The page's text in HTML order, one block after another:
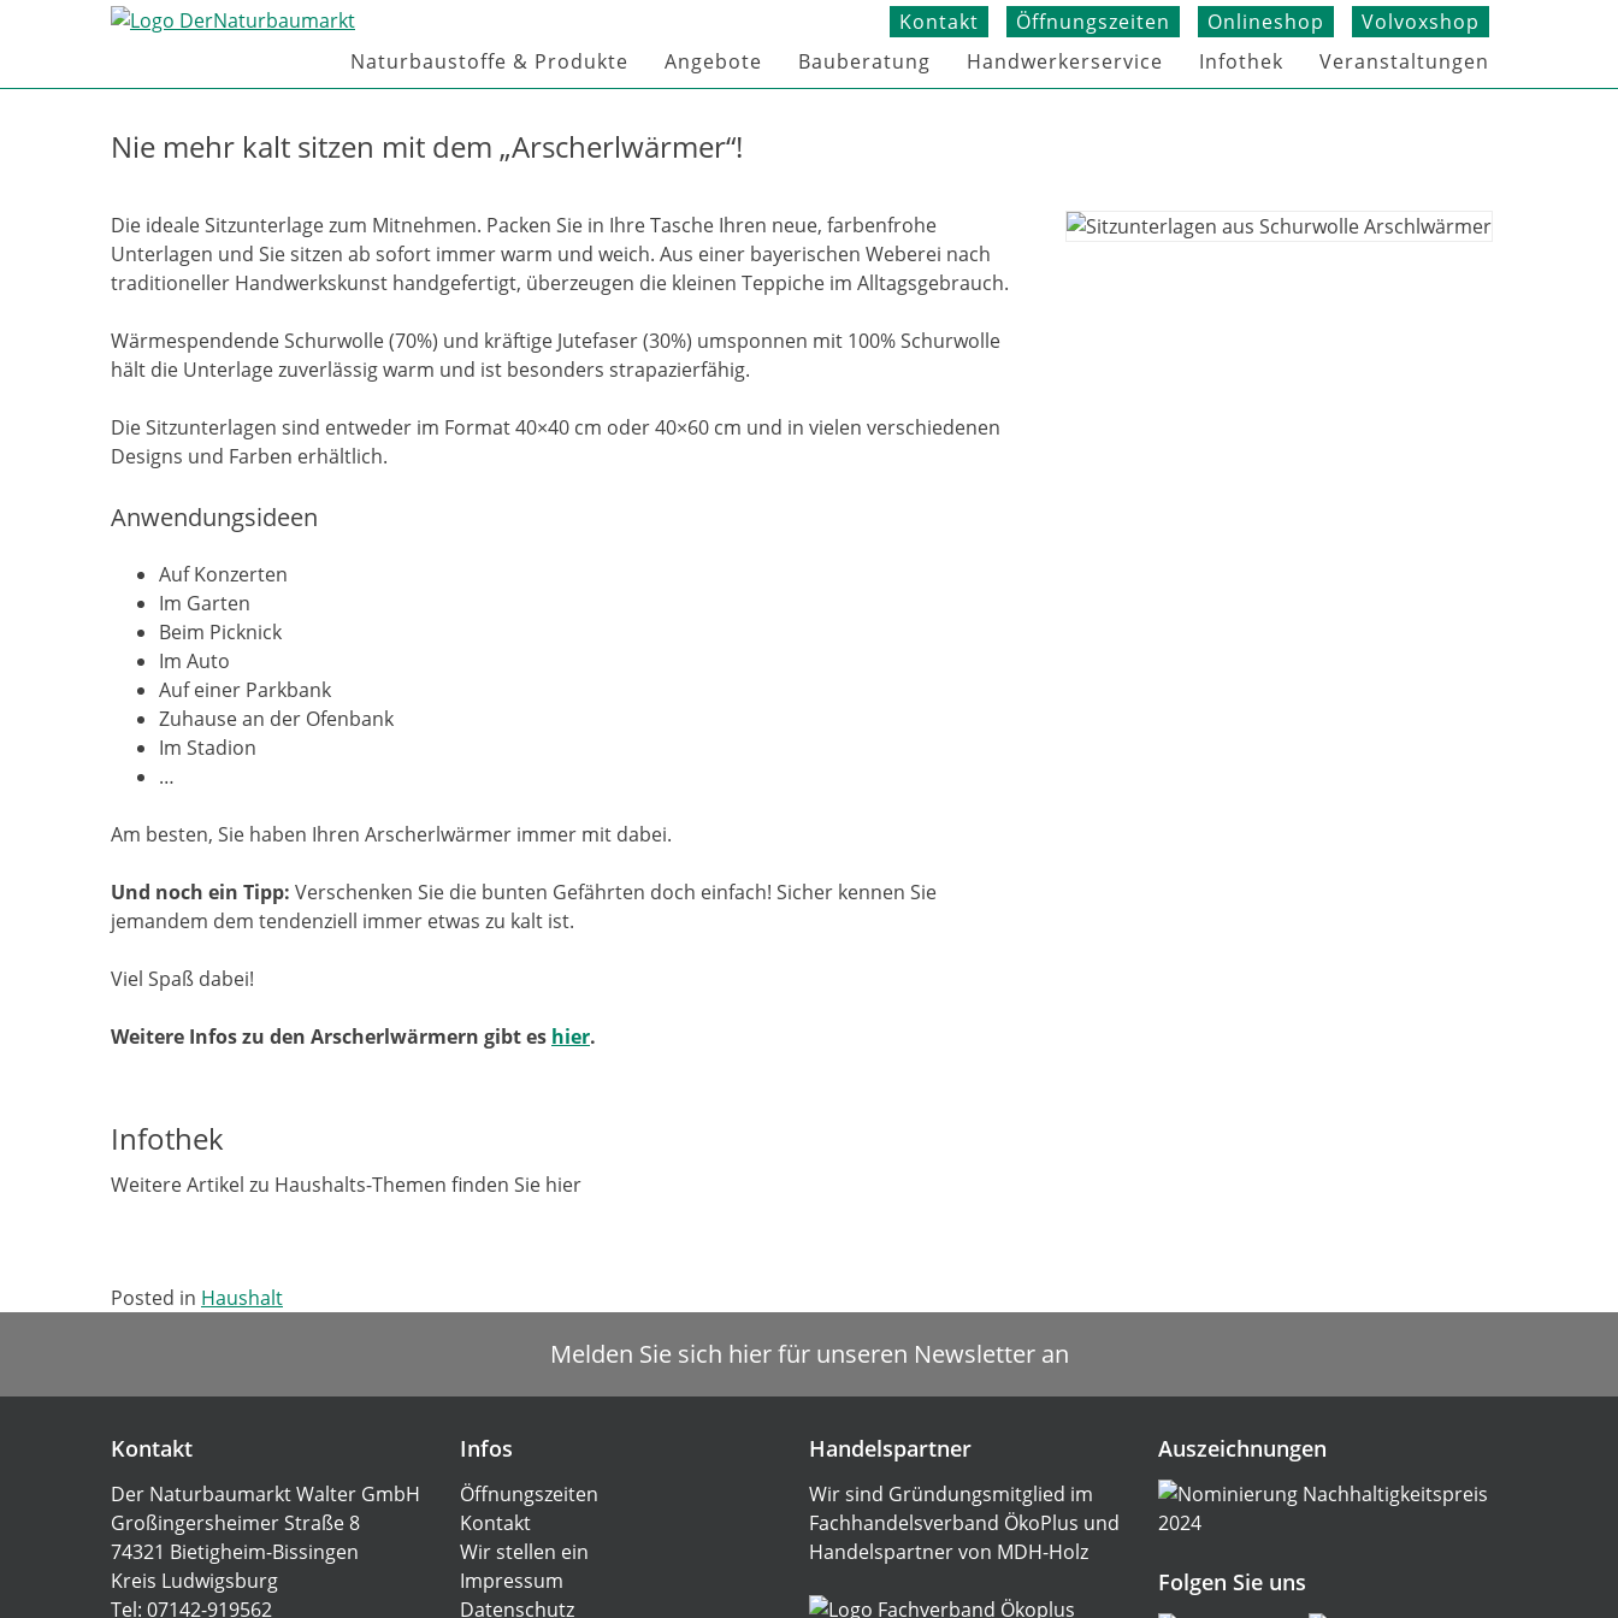
Kontakt Öffnungszeiten Onlineshop
Volvoxshop
Naturbaustoffe & Produkte
Angebote Bauberatung Handwerkerservice Infothek Veranstaltungen
Nie mehr kalt sitzen mit dem „Arscherlwärmer“!
Die ideale Sitzunterlage zum Mitnehmen. Packen Sie in Ihre Tasche Ihren neue, farbenfrohe
Unterlagen und Sie sitzen ab sofort immer warm und weich. Aus einer bayerischen Weberei nach
traditioneller Handwerkskunst handgefertigt, überzeugen die kleinen Teppiche im Alltagsgebrauch.
Wärmespendende Schurwolle (70%) und kräftige Jutefaser (30%) umsponnen mit 100% Schurwolle
hält die Unterlage zuverlässig warm und ist besonders strapazierfähig.
Die Sitzunterlagen sind entweder im Format 40×40 cm oder 40×60 cm und in vielen verschiedenen
Designs und Farben erhältlich.
Anwendungsideen
Auf Konzerten
Im Garten
Beim Picknick
Im Auto
Auf einer Parkbank
Zuhause an der Ofenbank
Im Stadion
…
Am besten, Sie haben Ihren Arscherlwärmer immer mit dabei.
Und noch ein Tipp: Verschenken Sie die bunten Gefährten doch einfach! Sicher kennen Sie
jemandem dem tendenziell immer etwas zu kalt ist.
Viel Spaß dabei!
Weitere Infos zu den Arscherlwärmern gibt es hier.
Infothek
Weitere Artikel zu Haushalts-Themen finden Sie hier
Posted in Haushalt
Melden Sie sich hier für unseren Newsletter an
Kontakt
Der Naturbaumarkt Walter GmbH
Großingersheimer Straße 8
74321 Bietigheim-Bissingen
Kreis Ludwigsburg
Tel: 07142-919562
Infos
Öffnungszeiten
Kontakt
Wir stellen ein
Impressum
Datenschutz
Handelspartner
Wir sind Gründungsmitglied im
Fachhandelsverband ÖkoPlus und
Handelspartner von MDH-Holz
Auszeichnungen
Folgen Sie uns